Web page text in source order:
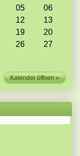
05
06
12
13
19
20
26
27
Kalender öffnen